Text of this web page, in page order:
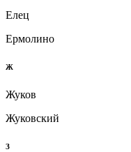
Елец
Ермолино
Ж
Жуков
Жуковский
З